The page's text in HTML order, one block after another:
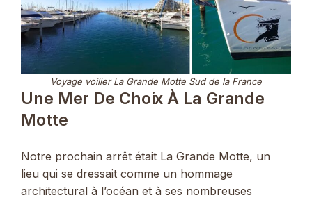
Voyage voilier La Grande Motte Sud de la France
Une Mer De Choix À La Grande
Motte
Notre prochain arrêt était La Grande Motte, un
lieu qui se dressait comme un hommage
architectural à l’océan et à ses nombreuses